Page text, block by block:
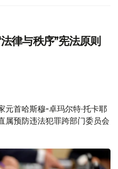
律与秩序”宪法原则
元首哈斯穆-卓玛尔特·托卡耶
属预防违法犯罪跨部门委员会